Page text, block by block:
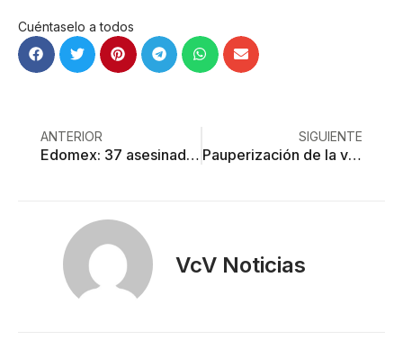
Cuéntaselo a todos
ANTERIOR
Edomex: 37 asesinados en los seis primeros días de Claudia Sheinbaum
SIGUIENTE
Pauperización de la vialidad Isidro Fabela: receta para ganar concursos
VcV Noticias